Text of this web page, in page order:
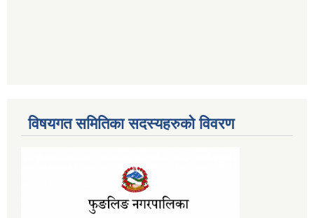
विषयगत समितिका सदस्यहरुको विवरण